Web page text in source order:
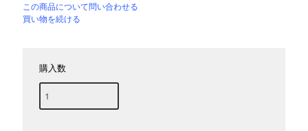
この商品について問い合わせる
買い物を続ける
購入数